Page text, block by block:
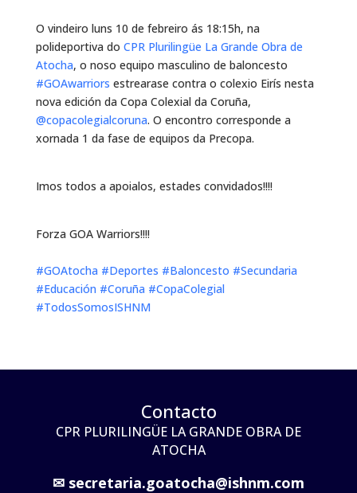
O vindeiro luns 10 de febreiro ás 18:15h, na
polideportiva do CPR Plurilingüe La Grande Obra de
Atocha, o noso equipo masculino de baloncesto
#GOAwarriors estrearase contra o colexio Eirís nesta
nova edición da Copa Colexial da Coruña,
@copacolegialcoruna. O encontro corresponde a
xornada 1 da fase de equipos da Precopa.
Imos todos a apoialos, estades convidados!!!!
Forza GOA Warriors!!!!
#GOAtocha #Deportes #Baloncesto #Secundaria
#Educación #Coruña #CopaColegial
#TodosSomosISHNM
Contacto
CPR PLURILINGÜE LA GRANDE OBRA DE
ATOCHA
✉ secretaria.goatocha@ishnm.com